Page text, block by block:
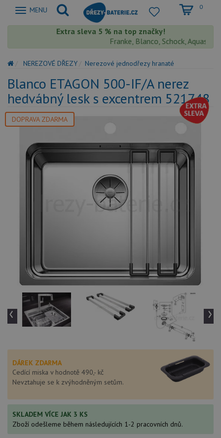
Zobrazit
MENU 0
Extra sleva 5 % na top značky!
Franke, Blanco, Schock,
NEREZOVÉ DŘEZY Nerezové jednodřezy hranaté
Blanco ETAGON 500-IF/A nerez
hedvábný lesk s excentrem 521748
DOPRAVA ZDARMA
‹ ›
DÁREK ZDARMA
Cedící miska v hodnotě 490,- kč
Nevztahuje se k zvýhodněným setům.
SKLADEM VÍCE JAK 3 KS
Zboží odešleme během následujících 1-2 pracovních dnů.